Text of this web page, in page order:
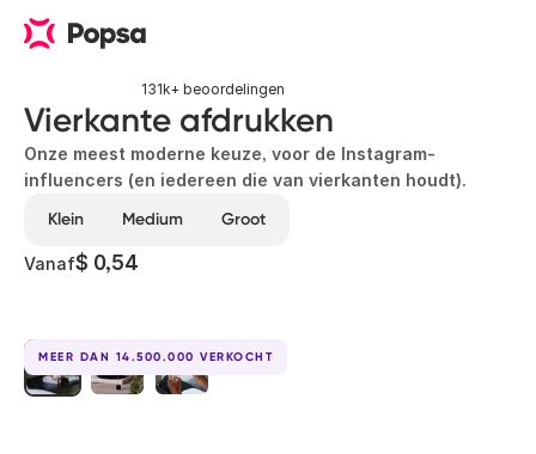
131k+ beoordelingen
Vierkante afdrukken
Onze meest moderne keuze, voor de Instagram-
influencers (en iedereen die van vierkanten houdt).
Klein
Medium Groot
Vanaf$ 0,54
MEER DAN 14.500.000 VERKOCHT